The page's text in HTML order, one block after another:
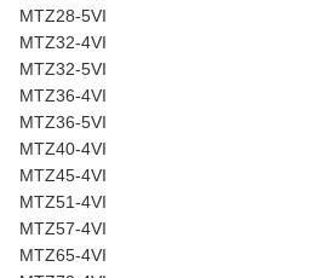
MTZ28-5VI
MTZ32-4VI
MTZ32-5VI
MTZ36-4VI
MTZ36-5VI
MTZ40-4VI
MTZ45-4VI
MTZ51-4VI
MTZ57-4VI
MTZ65-4VI